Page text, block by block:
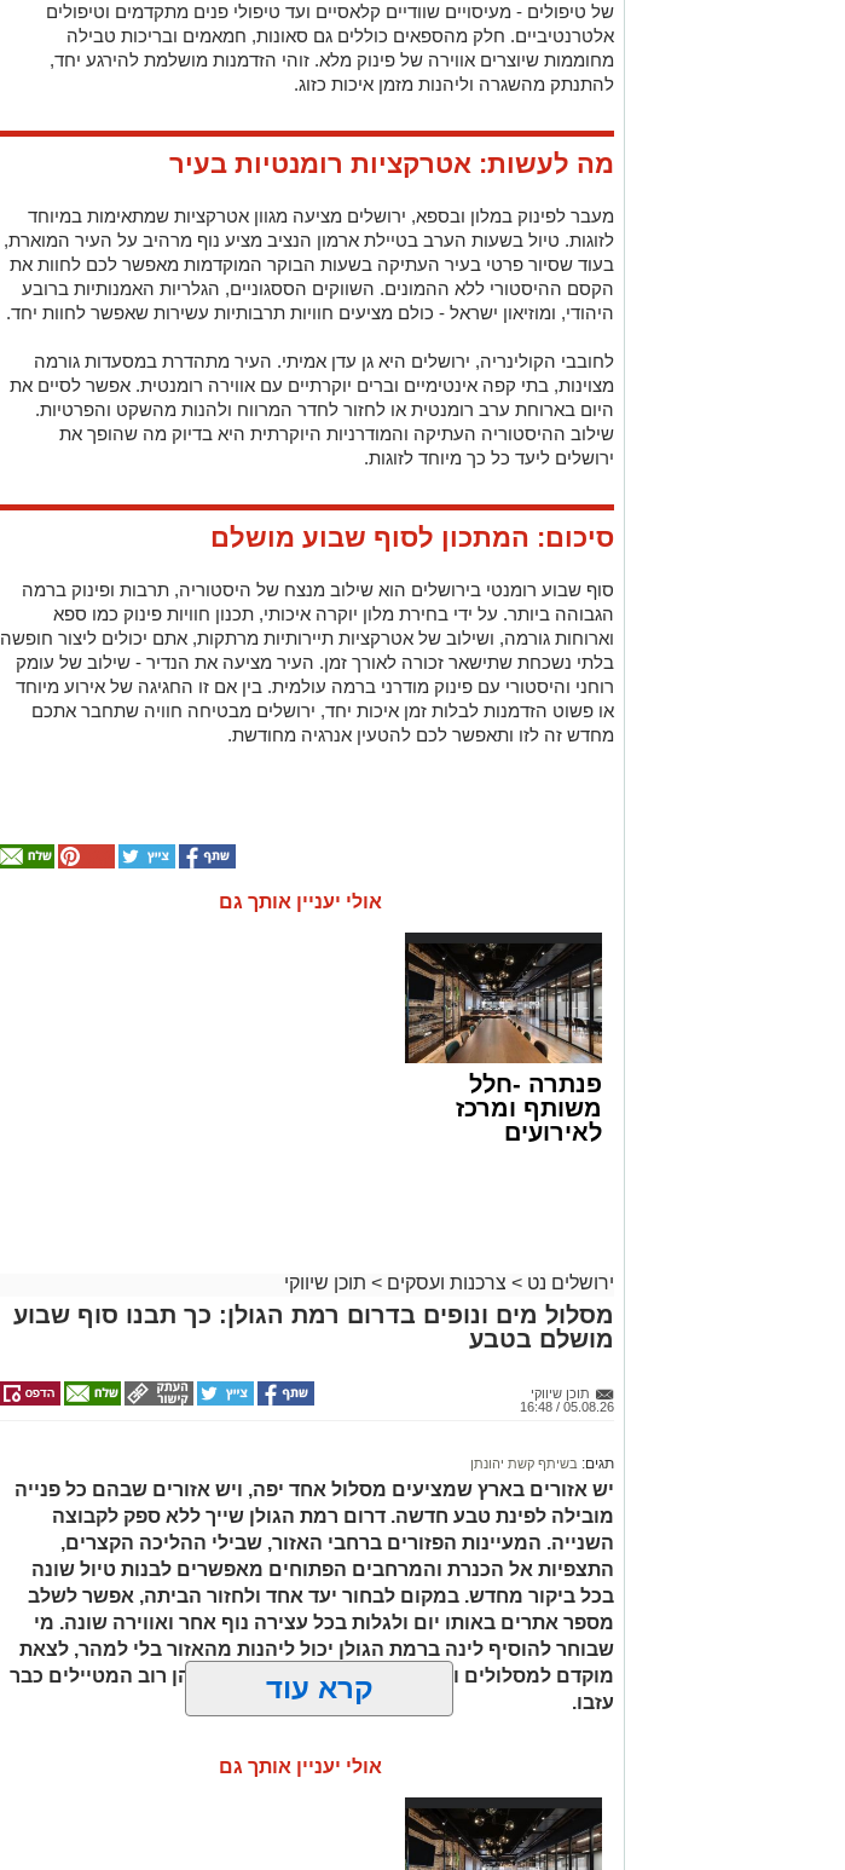
של טיפולים - מעיסויים שוודיים קלאסיים ועד טיפולי פנים מתקדמים וטיפולים
אלטרנטיביים. חלק מהספאים כוללים גם סאונות, חמאמים ובריכות טבילה
מחוממות שיוצרים אווירה של פינוק מלא. זוהי הזדמנות מושלמת להירגע יחד,
להתנתק מהשגרה וליהנות מזמן איכות כזוג.
מה לעשות: אטרקציות רומנטיות בעיר
מעבר לפינוק במלון ובספא, ירושלים מציעה מגוון אטרקציות שמתאימות במיוחד
לזוגות. טיול בשעות הערב בטיילת ארמון הנציב מציע נוף מרהיב על העיר המוארת,
בעוד שסיור פרטי בעיר העתיקה בשעות הבוקר המוקדמות מאפשר לכם לחוות את
הקסם ההיסטורי ללא ההמונים. השווקים הססגוניים, הגלריות האמנותיות ברובע
היהודי, ומוזיאון ישראל - כולם מציעים חוויות תרבותיות עשירות שאפשר לחוות יחד.
לחובבי הקולינריה, ירושלים היא גן עדן אמיתי. העיר מתהדרת במסעדות גורמה
מצוינות, בתי קפה אינטימיים וברים יוקרתיים עם אווירה רומנטית. אפשר לסיים את
היום בארוחת ערב רומנטית או לחזור לחדר המרווח ולהנות מהשקט והפרטיות.
שילוב ההיסטוריה העתיקה והמודרניות היוקרתית היא בדיוק מה שהופך את
ירושלים ליעד כל כך מיוחד לזוגות.
סיכום: המתכון לסוף שבוע מושלם
סוף שבוע רומנטי בירושלים הוא שילוב מנצח של היסטוריה, תרבות ופינוק ברמה
הגבוהה ביותר. על ידי בחירת מלון יוקרה איכותי, תכנון חוויות פינוק כמו ספא
וארוחות גורמה, ושילוב של אטרקציות תיירותיות מרתקות, אתם יכולים ליצור חופשה
בלתי נשכחת שתישאר זכורה לאורך זמן. העיר מציעה את הנדיר - שילוב של עומק
רוחני והיסטורי עם פינוק מודרני ברמה עולמית. בין אם זו החגיגה של אירוע מיוחד
או פשוט הזדמנות לבלות זמן איכות יחד, ירושלים מבטיחה חוויה שתחבר אתכם
מחדש זה לזו ותאפשר לכם להטעין אנרגיה מחודשת.
אולי יעניין אותך גם
פנתרה -חלל
משותף ומרכז
לאירועים
ירושלים נט > צרכנות ועסקים > תוכן שיווקי
מסלול מים ונופים בדרום רמת הגולן: כך תבנו סוף שבוע
מושלם בטבע
תוכן שיווקי
05.08.26 / 16:48
תגים: בשיתף קשת יהונתן
יש אזורים בארץ שמציעים מסלול אחד יפה, ויש אזורים שבהם כל פנייה
מובילה לפינת טבע חדשה. דרום רמת הגולן שייך ללא ספק לקבוצה
השנייה. המעיינות הפזורים ברחבי האזור, שבילי ההליכה הקצרים,
התצפיות אל הכנרת והמרחבים הפתוחים מאפשרים לבנות טיול שונה
בכל ביקור מחדש. במקום לבחור יעד אחד ולחזור הביתה, אפשר לשלב
מספר אתרים באותו יום ולגלות בכל עצירה נוף אחר ואווירה שונה. מי
שבוחר להוסיף לינה ברמת הגולן יכול ליהנות מהאזור בלי למהר, לצאת
מוקדם למסלולים ולחוות את הטבע גם בשעות שבהן רוב המטיילים כבר
עזבו.
עין ידידיה – פינה שקטה למי שמחפש להתרחק
מההמונים
קרא עוד
אולי יעניין אותך גם